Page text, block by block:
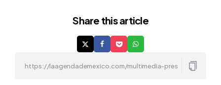
Share this article